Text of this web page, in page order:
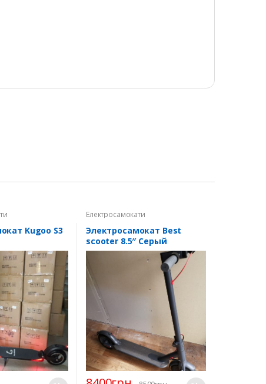
Kugoo S3
Електросамокати
Электросамокат Best
scooter 8.5″ Серый